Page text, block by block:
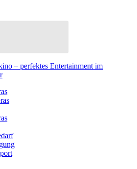
– perfektes Entertainment im